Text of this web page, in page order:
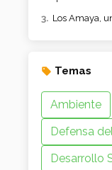
Los Amaya,
Temas
Ambiente
Defensa
Desarrollo